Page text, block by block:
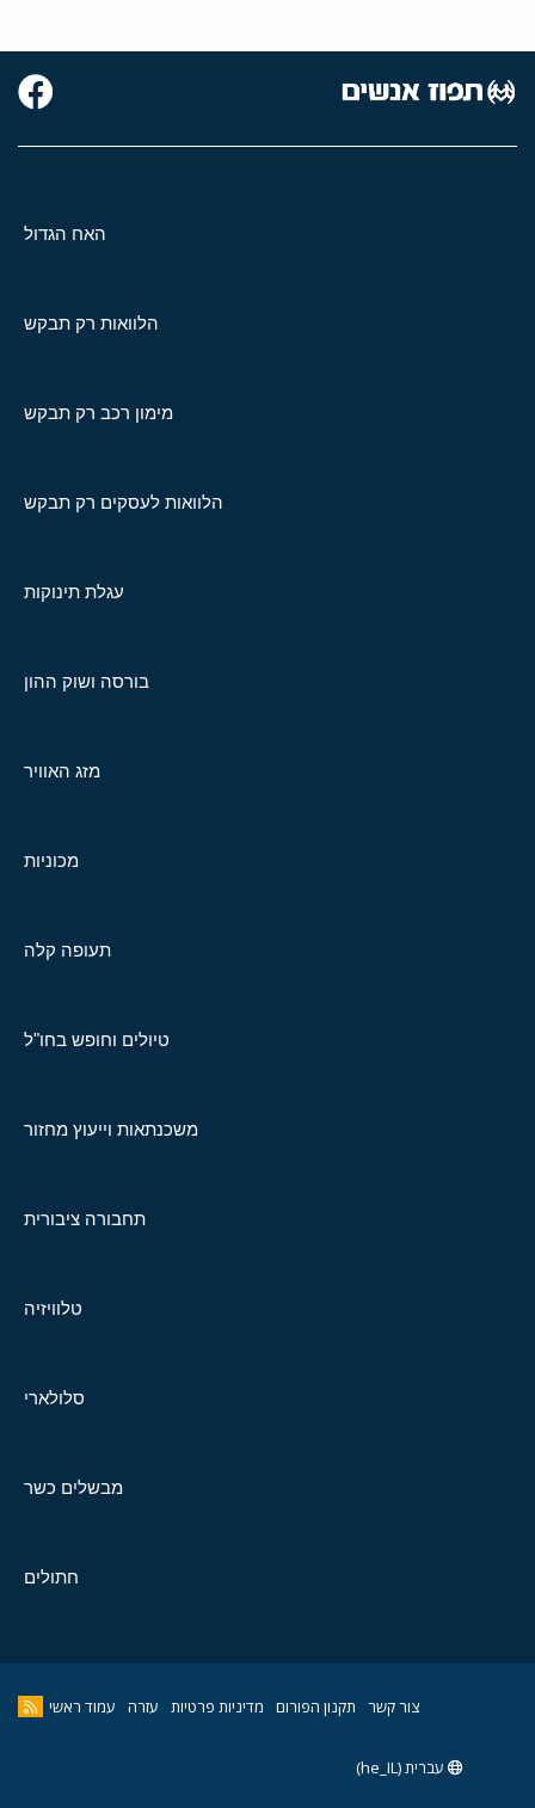
האח הגדול
הלוואות רק תבקש
מימון רכב רק תבקש
הלוואות לעסקים רק תבקש
עגלת תינוקות
בורסה ושוק ההון
מזג האוויר
מכוניות
תעופה קלה
טיולים וחופש בחו"ל
משכנתאות וייעוץ מחזור
תחבורה ציבורית
טלוויזיה
סלולארי
מבשלים כשר
חתולים
צור קשר תקנון הפורום מדיניות פרטיות עזרה עמוד ראשי
עברית (he_IL)